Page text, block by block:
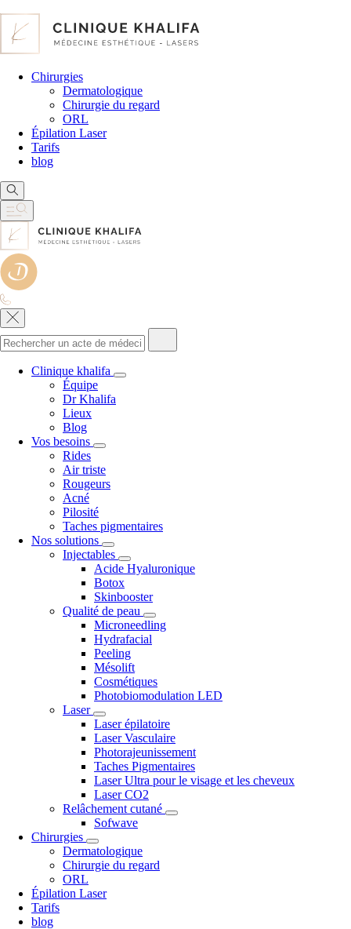
Chirurgies
Dermatologique
Chirurgie du regard
ORL
Épilation Laser
Tarifs
blog
Clinique khalifa
Équipe
Dr Khalifa
Lieux
Blog
Vos besoins
Rides
Air triste
Rougeurs
Acné
Pilosité
Taches pigmentaires
Nos solutions
Injectables
Acide Hyaluronique
Botox
Skinbooster
Qualité de peau
Microneedling
Hydrafacial
Peeling
Mésolift
Cosmétiques
Photobiomodulation LED
Laser
Laser épilatoire
Laser Vasculaire
Photorajeunissement
Taches Pigmentaires
Laser Ultra pour le visage et les cheveux
Laser CO2
Relâchement cutané
Sofwave
Chirurgies
Dermatologique
Chirurgie du regard
ORL
Épilation Laser
Tarifs
blog